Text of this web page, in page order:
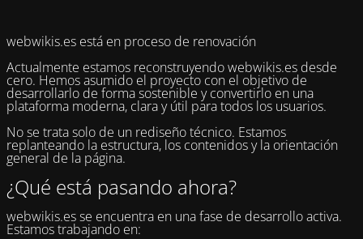
webwikis.es está en proceso de renovación
Actualmente estamos reconstruyendo webwikis.es desde
cero. Hemos asumido el proyecto con el objetivo de
desarrollarlo de forma sostenible y convertirlo en una
plataforma moderna, clara y útil para todos los usuarios.
No se trata solo de un rediseño técnico. Estamos
replanteando la estructura, los contenidos y la orientación
general de la página.
¿Qué está pasando ahora?
webwikis.es se encuentra en una fase de desarrollo activa.
Estamos trabajando en: